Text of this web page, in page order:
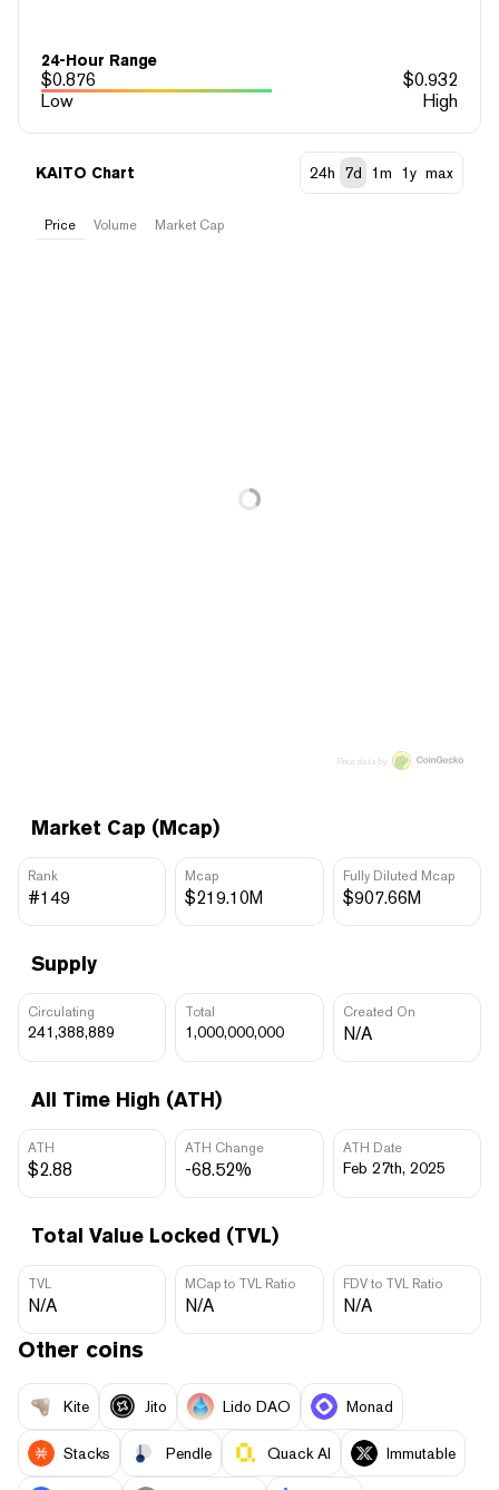
24-Hour Range
$0.876 $0.932
Low
High
Market Cap (Mcap)
Rank
#149
Mcap
$219.10M
Fully Diluted Mcap
$907.66M
Supply
Circulating
241,388,889
Total
1,000,000,000
Created On
N/A
All Time High (ATH)
ATH
$2.88
ATH Change
-68.52%
ATH Date
Feb 27th, 2025
Total Value Locked (TVL)
TVL
N/A
MCap to TVL Ratio
N/A
FDV to TVL Ratio
N/A
KAITO Chart 24h 7d 1m 1y max
Price Volume Market Cap
Price data by
Other coins
Kite Jito Lido DAO Monad
Stacks Pendle Quack AI Immutable